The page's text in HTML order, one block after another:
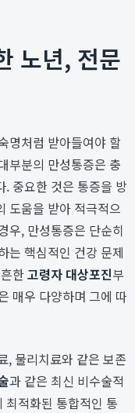
노년, 전문
명처럼 받아들여야 할
부분의 만성통증은 충
. 중요한 것은 통증을 방
도움을 받아 적극적으
우, 만성통증은 단순히
는 핵심적인 건강 문제
한 고령자 대상포진부
매우 다양하며 그에 따
, 물리치료와 같은 보존
과 같은 최신 비수술적
최적화된 통합적인 통